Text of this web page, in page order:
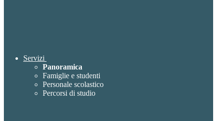
Servizi
Panoramica
Famiglie e studenti
Personale scolastico
Percorsi di studio